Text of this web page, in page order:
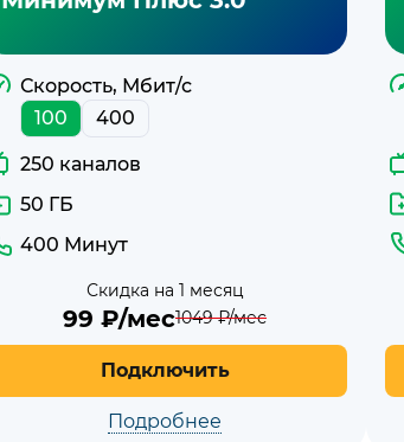
Скорость, Мбит/с
100
400
250 каналов
50 ГБ
400 Минут
Скидка на 1 месяц
99 ₽/мес1049₽/мес
Подключить
Подробнее